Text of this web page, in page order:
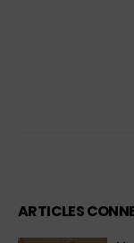
ARTICLES